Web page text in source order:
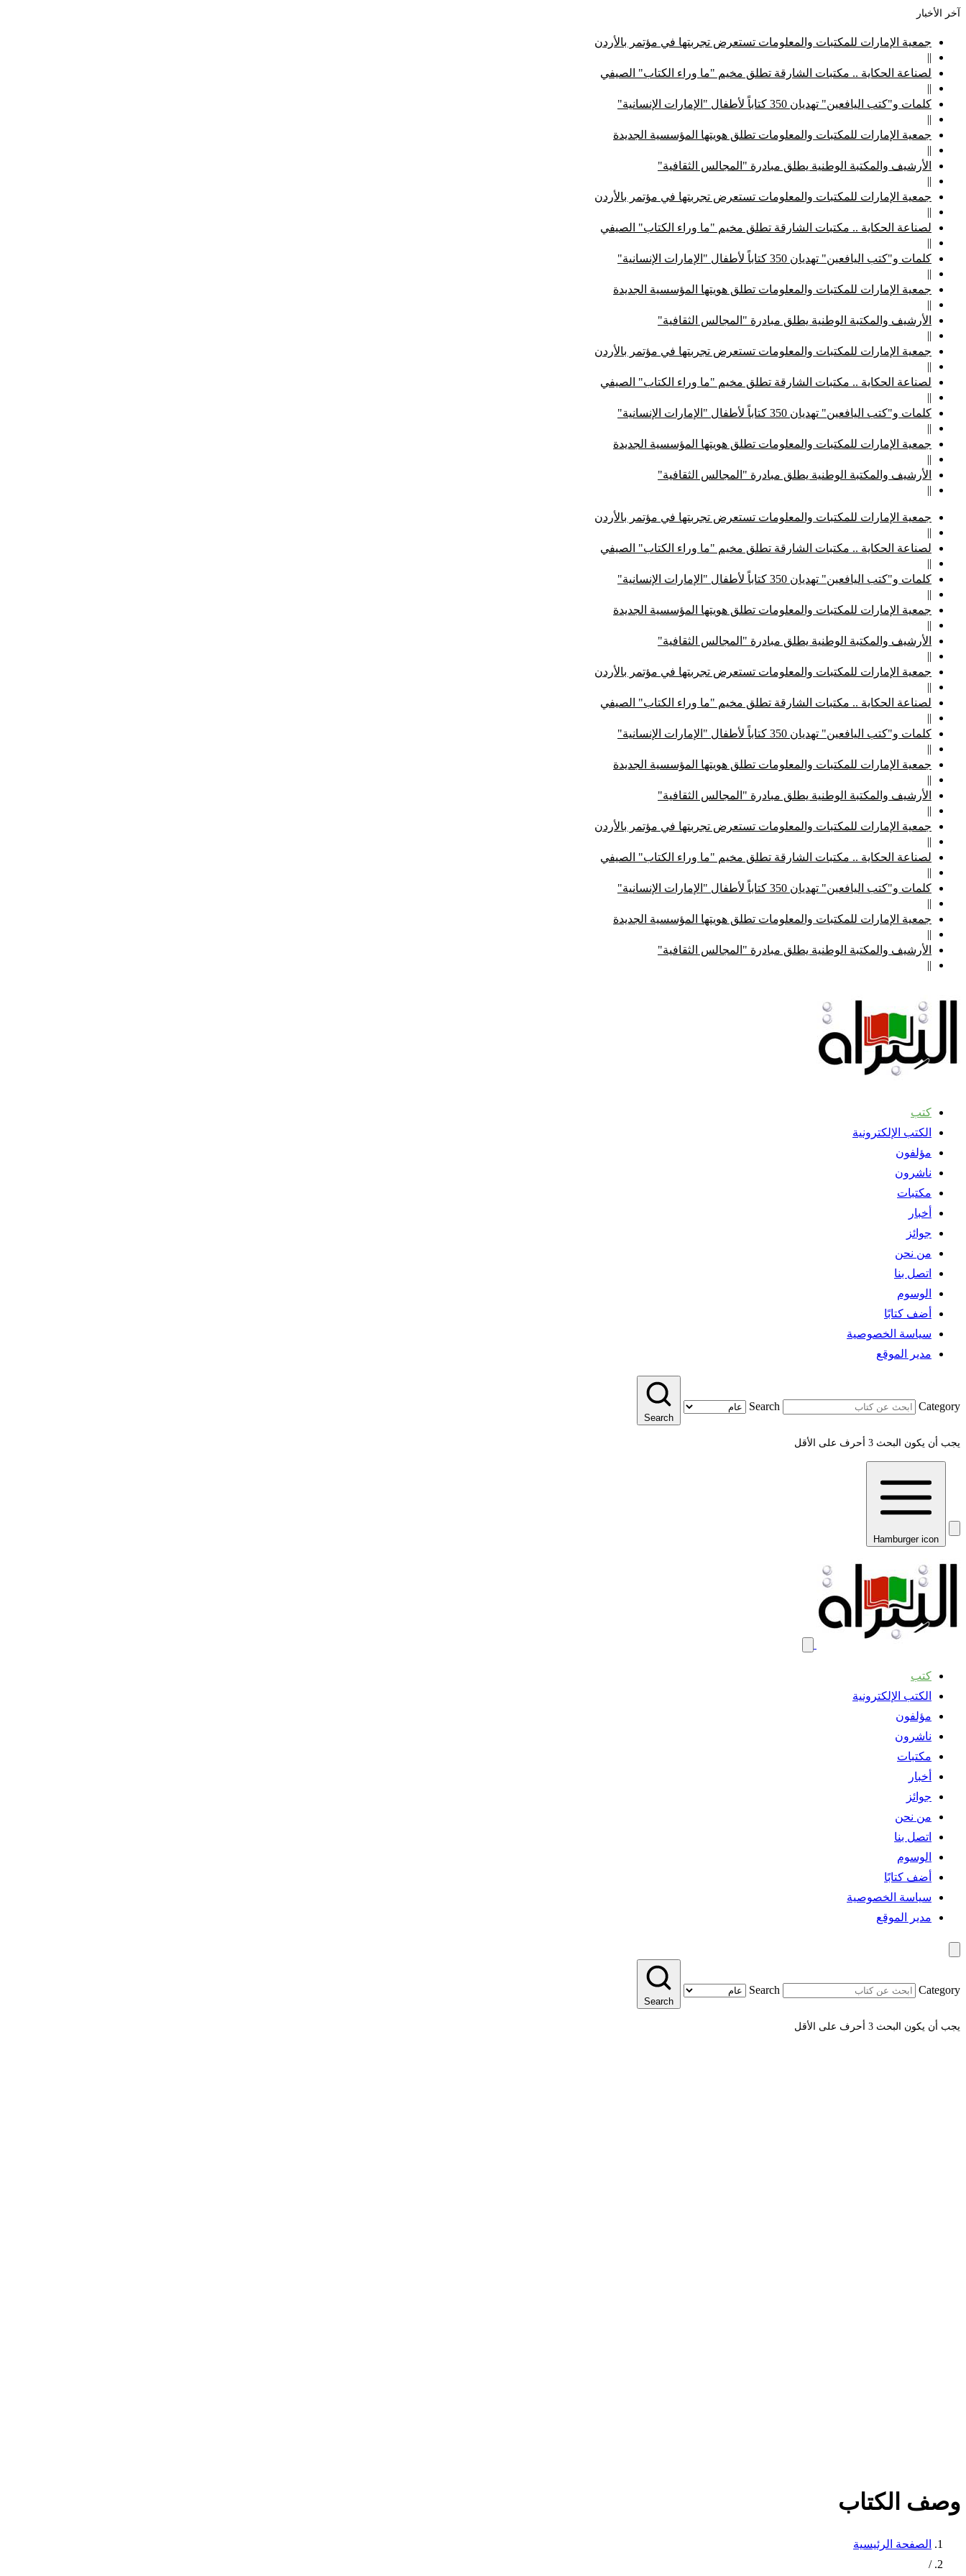
آخر الأخبار
جمعية الإمارات للمكتبات والمعلومات تستعرض تجربتها في مؤتمر بالأردن
||
لصناعة الحكاية .. مكتبات الشارقة تطلق مخيم "ما وراء الكتاب" الصيفي
||
كلمات و"كتب اليافعين" تهديان 350 كتاباً لأطفال "الإمارات الإنسانية"
||
جمعية الإمارات للمكتبات والمعلومات تطلق هويتها المؤسسية الجديدة
||
الأرشيف والمكتبة الوطنية يطلق مبادرة "المجالس الثقافية"
||
جمعية الإمارات للمكتبات والمعلومات تستعرض تجربتها في مؤتمر بالأردن
||
لصناعة الحكاية .. مكتبات الشارقة تطلق مخيم "ما وراء الكتاب" الصيفي
||
كلمات و"كتب اليافعين" تهديان 350 كتاباً لأطفال "الإمارات الإنسانية"
||
جمعية الإمارات للمكتبات والمعلومات تطلق هويتها المؤسسية الجديدة
||
الأرشيف والمكتبة الوطنية يطلق مبادرة "المجالس الثقافية"
||
جمعية الإمارات للمكتبات والمعلومات تستعرض تجربتها في مؤتمر بالأردن
||
لصناعة الحكاية .. مكتبات الشارقة تطلق مخيم "ما وراء الكتاب" الصيفي
||
كلمات و"كتب اليافعين" تهديان 350 كتاباً لأطفال "الإمارات الإنسانية"
||
جمعية الإمارات للمكتبات والمعلومات تطلق هويتها المؤسسية الجديدة
||
الأرشيف والمكتبة الوطنية يطلق مبادرة "المجالس الثقافية"
||
جمعية الإمارات للمكتبات والمعلومات تستعرض تجربتها في مؤتمر بالأردن
||
لصناعة الحكاية .. مكتبات الشارقة تطلق مخيم "ما وراء الكتاب" الصيفي
||
كلمات و"كتب اليافعين" تهديان 350 كتاباً لأطفال "الإمارات الإنسانية"
||
جمعية الإمارات للمكتبات والمعلومات تطلق هويتها المؤسسية الجديدة
||
الأرشيف والمكتبة الوطنية يطلق مبادرة "المجالس الثقافية"
||
جمعية الإمارات للمكتبات والمعلومات تستعرض تجربتها في مؤتمر بالأردن
||
لصناعة الحكاية .. مكتبات الشارقة تطلق مخيم "ما وراء الكتاب" الصيفي
||
كلمات و"كتب اليافعين" تهديان 350 كتاباً لأطفال "الإمارات الإنسانية"
||
جمعية الإمارات للمكتبات والمعلومات تطلق هويتها المؤسسية الجديدة
||
الأرشيف والمكتبة الوطنية يطلق مبادرة "المجالس الثقافية"
||
جمعية الإمارات للمكتبات والمعلومات تستعرض تجربتها في مؤتمر بالأردن
||
لصناعة الحكاية .. مكتبات الشارقة تطلق مخيم "ما وراء الكتاب" الصيفي
||
كلمات و"كتب اليافعين" تهديان 350 كتاباً لأطفال "الإمارات الإنسانية"
||
جمعية الإمارات للمكتبات والمعلومات تطلق هويتها المؤسسية الجديدة
||
الأرشيف والمكتبة الوطنية يطلق مبادرة "المجالس الثقافية"
||
كتب
الكتب الإلكترونية
مؤلفون
ناشرون
مكتبات
أخبار
جوائز
من نحن
اتصل بنا
الوسوم
أضف كتابًا
سياسة الخصوصية
مدير الموقع
Search Category
Search
يجب أن يكون البحث 3 أحرف على الأقل
Hamburger icon
كتب
الكتب الإلكترونية
مؤلفون
ناشرون
مكتبات
أخبار
جوائز
من نحن
اتصل بنا
الوسوم
أضف كتابًا
سياسة الخصوصية
مدير الموقع
Search Category
Search
يجب أن يكون البحث 3 أحرف على الأقل
وصف الكتاب
الصفحة الرئيسية
/